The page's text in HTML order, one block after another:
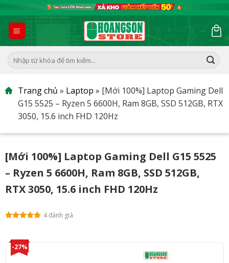
to
content
Tìm
kiếm:
Trang chủ » Laptop » [Mới 100%] Laptop Gaming Dell
G15 5525 – Ryzen 5 6600H, Ram 8GB, SSD 512GB, RTX
3050, 15.6 inch FHD 120Hz
[Mới 100%] Laptop Gaming Dell G15 5525
– Ryzen 5 6600H, Ram 8GB, SSD 512GB,
RTX 3050, 15.6 inch FHD 120Hz
4 đánh giá
-27%